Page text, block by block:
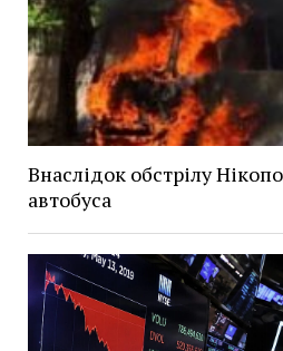
Внаслідок обстрілу
автобуса